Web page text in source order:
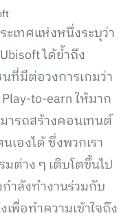
ะเทศแห่งหนึ่งระบุว่า
ได้ย้ำถึง
ที่มีต่อวงการเกมว่า
to-earn ให้มาก
ารถสร้างคอนเทนต์
เองได้ ซึ่งพวกเรา
ต่าง ๆ เติบโตขึ้นไป
ำลังทำงานร่วมกับ
พื่อทำความเข้าใจถึง